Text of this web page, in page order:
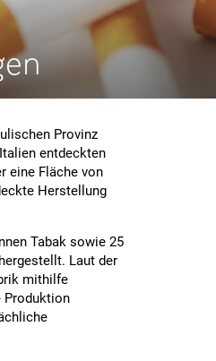
Provinz
entdeckten
eine Fläche von
Herstellung
Tabak sowie 25
Laut der
mithilfe
Produktion